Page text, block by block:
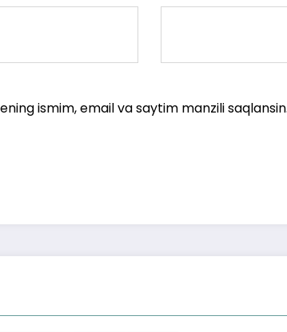
ismim, email va saytim manzili saqlansin.